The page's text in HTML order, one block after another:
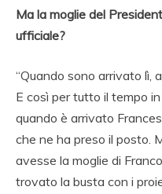
Ma la moglie del
ufficiale?
“Quando sono arrivato lì,
E così per tutto il tempo
quando è arrivato
che ne ha preso il posto.
avesse la moglie di
trovato la busta con i